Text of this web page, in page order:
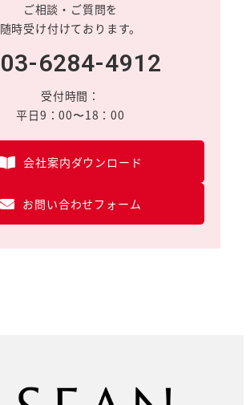
ご相談・ご質問を
随時受け付けております。
03-6284-4912
受付時間：
平日9：00〜18：00
会社案内ダウンロード
お問い合わせフォーム